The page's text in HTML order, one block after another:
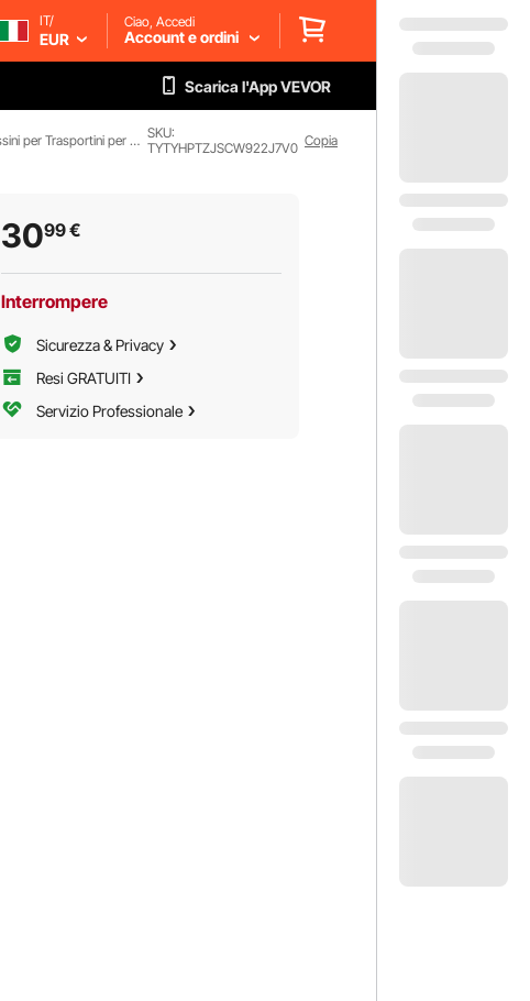
IT/
EUR
Ciao, Accedi
Account e ordini
Scarica l'App VEVOR
Trasportini e Materassini per Trasportini per Cani SKU:
TYTYHPTZJSCW922J7V0 Copia
3099€
Interrompere
Sicurezza & Privacy
Resi GRATUITI
Servizio Professionale